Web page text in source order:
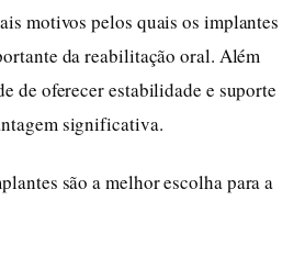
motivos pelos quais os implantes
da reabilitação oral. Além
de oferecer estabilidade e suporte
significativa.
são a melhor escolha para a